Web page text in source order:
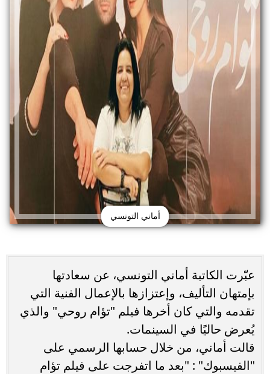
أماني التونسي
عبّرت الكاتبة أماني التونسي، عن سعادتها
بإمتهان التأليف، وإعتزازها بالإعمال الفنية التي
تقدمه والتي كان أخرها فيلم "تؤام روحي" والذي
يُعرض حاليًا في السينمات.
قالت أماني، من خلال حسابها الرسمي على
"الفيسبوك" : "بعد ما اتفرجت على فيلم تؤام